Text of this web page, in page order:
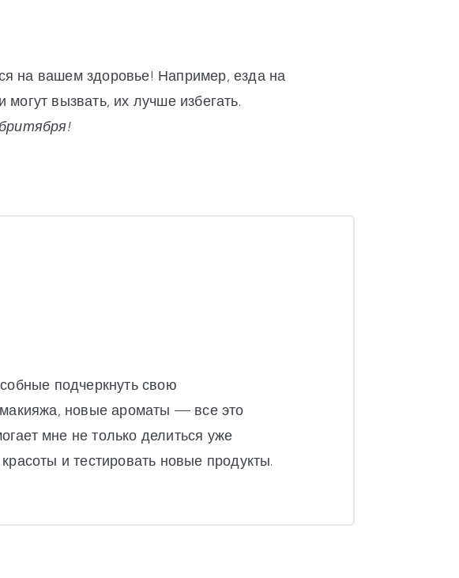
на вашем здоровье! Например, езда на
вызвать, их лучше избегать.
подчеркнуть свою
новые ароматы — все это
мне не только делиться уже
и тестировать новые продукты.